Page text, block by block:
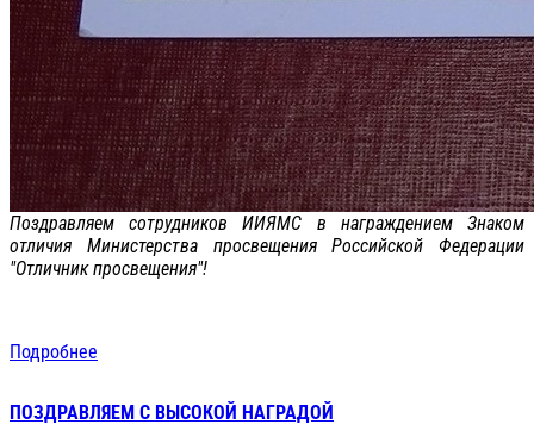
Поздравляем сотрудников ИИЯМС в награждением Знаком
отличия Министерства просвещения Российской Федерации
"Отличник просвещения"!
Подробнее
ПОЗДРАВЛЯЕМ С ВЫСОКОЙ НАГРАДОЙ